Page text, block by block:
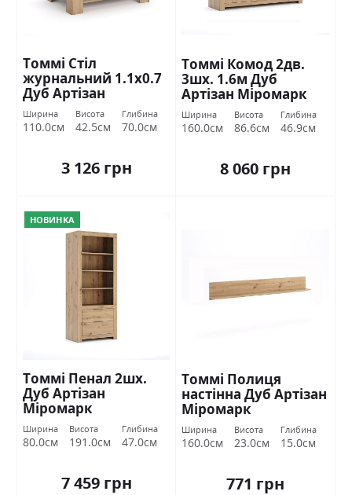
Томмі Стіл
журнальний 1.1х0.7
Дуб Артізан
Міромарк
Ширина
110.0см
Висота
42.5см
Глибина
70.0см
3 126 грн
Томмі Комод 2дв.
3шх. 1.6м Дуб
Артізан Міромарк
Ширина
160.0см
Висота
86.6см
Глибина
46.9см
8 060 грн
НОВИНКА
Томмі Пенал 2шх.
Дуб Артізан
Міромарк
Ширина
80.0см
Висота
191.0см
Глибина
47.0см
7 459 грн
Томмі Полиця
настінна Дуб Артізан
Міромарк
Ширина
160.0см
Висота
23.0см
Глибина
15.0см
771 грн